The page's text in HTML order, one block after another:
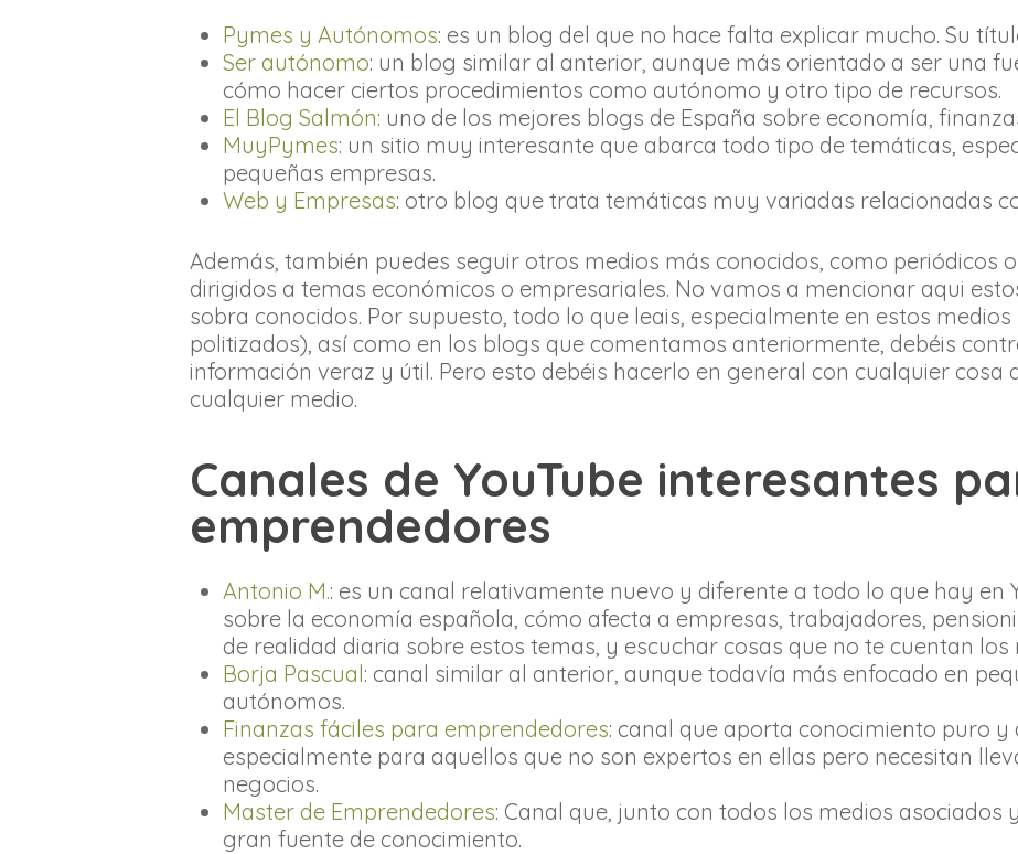
Pymes y Autónomos: es un blog del que no hace falta explicar mucho. Su
Ser autónomo: un blog similar al anterior, aunque más orientado a ser una
cómo hacer ciertos procedimientos como autónomo y otro tipo de recursos.
El Blog Salmón: uno de los mejores blogs de España sobre economía,
MuyPymes: un sitio muy interesante que abarca todo tipo de temáticas,
pequeñas empresas.
Web y Empresas: otro blog que trata temáticas muy variadas relacionadas
Además, también puedes seguir otros medios más conocidos, como periódicos
dirigidos a temas económicos o empresariales. No vamos a mencionar aqui
sobra conocidos. Por supuesto, todo lo que leais, especialmente en estos
politizados), así como en los blogs que comentamos anteriormente, debéis
información veraz y útil. Pero esto debéis hacerlo en general con cualquier cosa
cualquier medio.
Canales de YouTube interesantes
emprendedores
Antonio M.: es un canal relativamente nuevo y diferente a todo lo que hay en
sobre la economía española, cómo afecta a empresas, trabajadores,
de realidad diaria sobre estos temas, y escuchar cosas que no te cuentan los
Borja Pascual: canal similar al anterior, aunque todavía más enfocado en
autónomos.
Finanzas fáciles para emprendedores: canal que aporta conocimiento puro
especialmente para aquellos que no son expertos en ellas pero necesitan
negocios.
Master de Emprendedores: Canal que, junto con todos los medios asociados
gran fuente de conocimiento.